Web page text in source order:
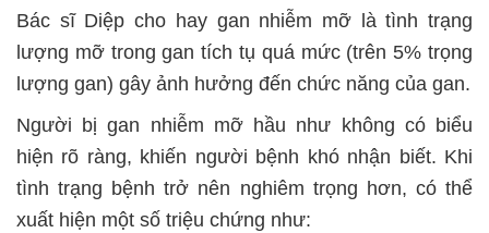
Bác sĩ Diệp cho hay gan nhiễm mỡ là tình trạng
lượng mỡ trong gan tích tụ quá mức (trên 5% trọng
lượng gan) gây ảnh hưởng đến chức năng của gan.
Người bị gan nhiễm mỡ hầu như không có biểu
hiện rõ ràng, khiến người bệnh khó nhận biết. Khi
tình trạng bệnh trở nên nghiêm trọng hơn, có thể
xuất hiện một số triệu chứng như: